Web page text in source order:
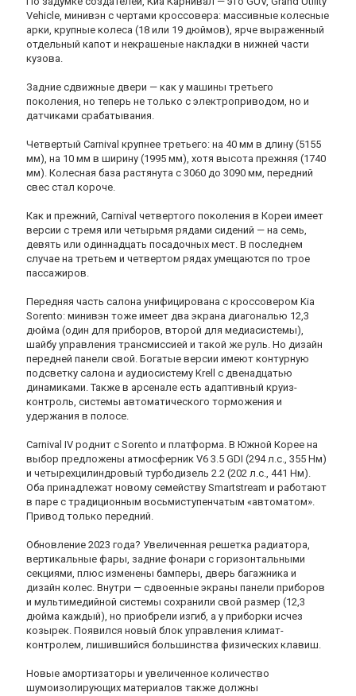
Vehicle, минивэн с чертами кроссовера: массивные колесные
арки, крупные колеса (18 или 19 дюймов), ярче выраженный
отдельный капот и некрашеные накладки в нижней части
кузова.
Задние сдвижные двери — как у машины третьего
поколения, но теперь не только с электроприводом, но и
датчиками срабатывания.
Четвертый Carnival крупнее третьего: на 40 мм в длину (5155
мм), на 10 мм в ширину (1995 мм), хотя высота прежняя (1740
мм). Колесная база растянута с 3060 до 3090 мм, передний
свес стал короче.
Как и прежний, Carnival четвертого поколения в Кореи имеет
версии с тремя или четырьмя рядами сидений — на семь,
девять или одиннадцать посадочных мест. В последнем
случае на третьем и четвертом рядах умещаются по трое
пассажиров.
Передняя часть салона унифицирована с кроссовером Kia
Sorento: минивэн тоже имеет два экрана диагональю 12,3
дюйма (один для приборов, второй для медиасистемы),
шайбу управления трансмиссией и такой же руль. Но дизайн
передней панели свой. Богатые версии имеют контурную
подсветку салона и аудиосистему Krell с двенадцатью
динамиками. Также в арсенале есть адаптивный круиз-
контроль, системы автоматического торможения и
удержания в полосе.
Carnival IV роднит с Sorento и платформа. В Южной Корее на
выбор предложены атмосферник V6 3.5 GDI (294 л.с., 355 Нм)
и четырехцилиндровый турбодизель 2.2 (202 л.с., 441 Нм).
Оба принадлежат новому семейству Smartstream и работают
в паре с традиционным восьмиступенчатым «автоматом».
Привод только передний.
Обновление 2023 года? Увеличенная решетка радиатора,
вертикальные фары, задние фонари с горизонтальными
секциями, плюс изменены бамперы, дверь багажника и
дизайн колес. Внутри — сдвоенные экраны панели приборов
и мультимедийной системы сохранили свой размер (12,3
дюйма каждый), но приобрели изгиб, а у приборки исчез
козырек. Появился новый блок управления климат-
контролем, лишившийся большинства физических клавиш.
Новые амортизаторы и увеличенное количество
шумоизолирующих материалов также должны